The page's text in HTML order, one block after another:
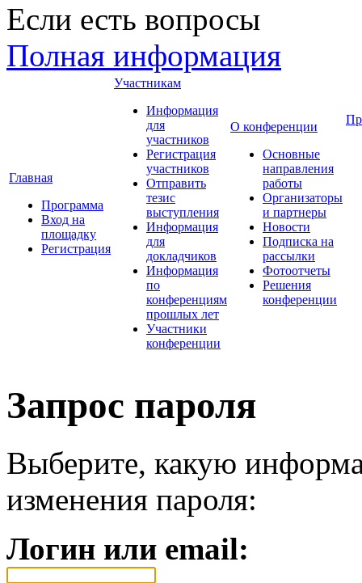
Если есть вопросы
Полная информация
Главная
Программа
Вход на
площадку
Регистрация
Участникам
Информация
для
участников
Регистрация
участников
Отправить
тезис
выступления
Информация
для
докладчиков
Информация
по
конференциям
прошлых лет
Участники
конференции
О конференции
Основные
направления
работы
Организаторы
и партнеры
Новости
Подписка на
рассылки
Фотоотчеты
Решения
конференции
Запрос пароля
Выберите, какую
изменения пароля:
Логин или email: